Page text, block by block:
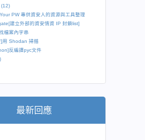
(12)
PW 專供資安人的資源與工具整理
建立外部的資安情資 IP 封鎖list]
檔案內字串
]用 Shodan 掃描
反編譯pyc文件
最新回應